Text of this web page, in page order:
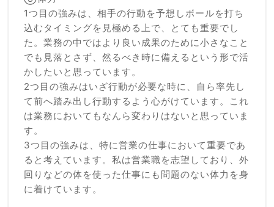
1つ目の強みは、相手の行動を予想しボールを打ち
込むタイミングを見極める上で、とても重要でし
た。業務の中ではより良い成果のために小さなこと
でも見落とさず、然るべき時に備えるという形で活
かしたいと思っています。
2つ目の強みはいざ行動が必要な時に、自ら率先し
て前へ踏み出し行動するよう心がけています。これ
は業務においてもなんら変わりはないと思っていま
す。
3つ目の強みは、特に営業の仕事において重要であ
ると考えています。私は営業職を志望しており、外
回りなどの体を使った仕事にも問題のない体力を身
に着けています。